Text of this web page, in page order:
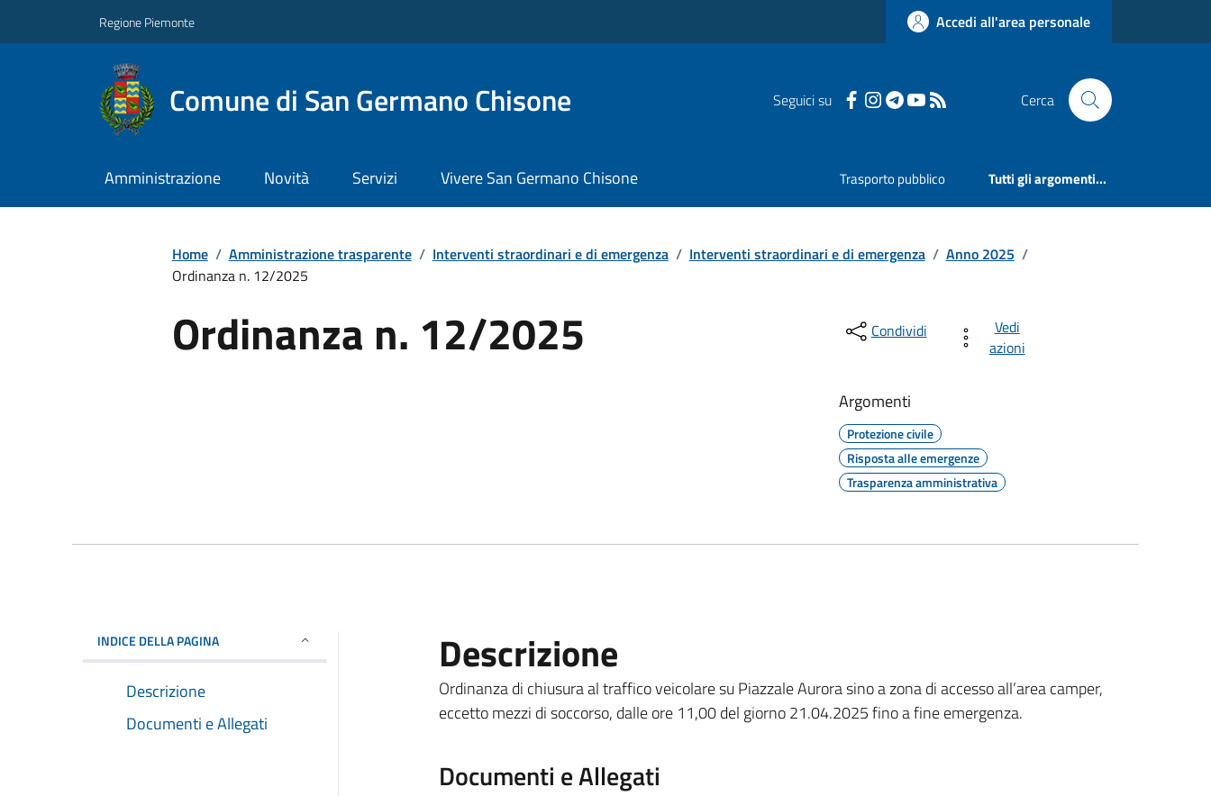
Regione Piemonte Accedi all'area personale
Comune di San Germano Chisone Seguici su Cerca
Amministrazione Novità Servizi Vivere San Germano Chisone Trasporto pubblico Tutti gli argomenti...
Home / Amministrazione trasparente / Interventi straordinari e di emergenza / Interventi straordinari e di emergenza / Anno 2025 /
Ordinanza n. 12/2025
Ordinanza n. 12/2025 Condividi
Vedi
azioni
Argomenti
Protezione civile
Risposta alle emergenze
Trasparenza amministrativa
INDICE DELLA PAGINA
Descrizione
Documenti e Allegati
Descrizione
Ordinanza di chiusura al traffico veicolare su Piazzale Aurora sino a zona di accesso all’area camper,
eccetto mezzi di soccorso, dalle ore 11,00 del giorno 21.04.2025 fino a fine emergenza.
Documenti e Allegati